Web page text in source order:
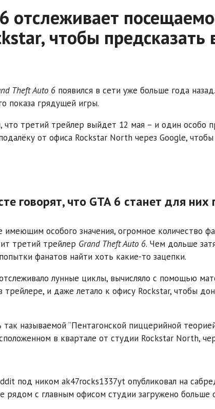
отслеживает
чтобы предсказать
Theft Auto 6 появился в сети уже больше года
показа грядущей игры.
третий трейлер выйдет 12 мая – и один особо
от офиса Rockstar North через Google,
говорят, что GTA 6 станет для
особого значения, огромное количество
третий трейлер Grand Theft Auto 6. Чем дольше
фанатов найти хоть какие-то зацепки.
лунные циклы, вычисляло с помощью
трейлере, и даже летало к офису Rockstar, чтобы
называемой “Пентагонской пиццерийной
в квартале от студии Rockstar North,
под ником ak47rocks1337yt опубликовал на
рядом с главным офисом студии загружено больше